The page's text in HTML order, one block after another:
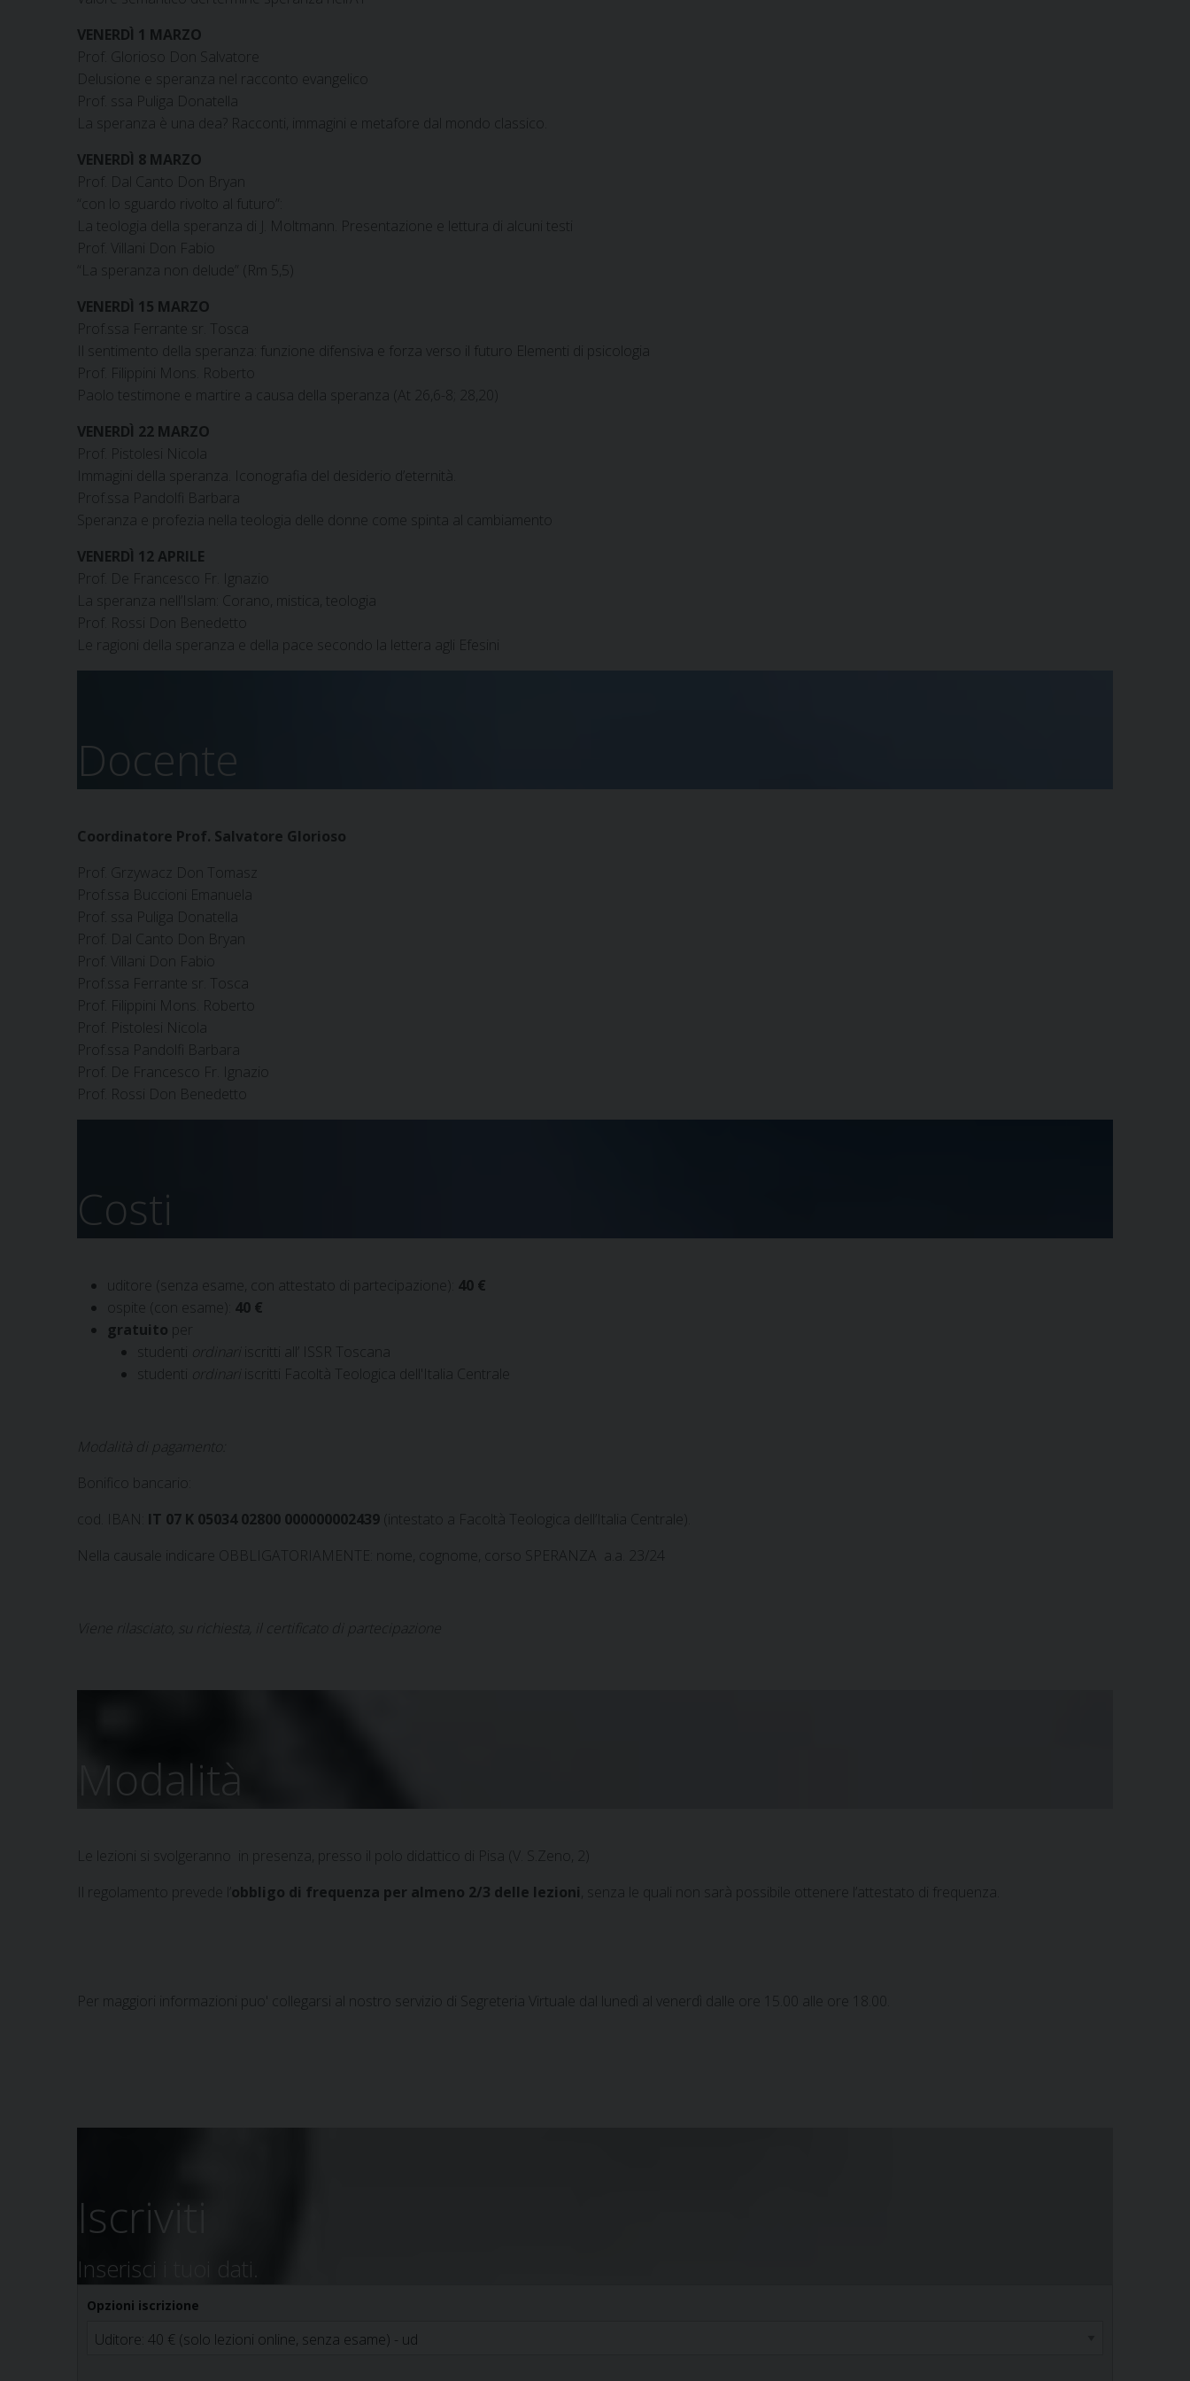
VENERDÌ 1 MARZO
Prof. Glorioso Don Salvatore
Delusione e speranza nel racconto evangelico
Prof. ssa Puliga Donatella
La speranza è una dea? Racconti, immagini e metafore dal mondo classico.
VENERDÌ 8 MARZO
Prof. Dal Canto Don Bryan
“con lo sguardo rivolto al futuro”:
La teologia della speranza di J. Moltmann. Presentazione e lettura di alcuni testi
Prof. Villani Don Fabio
“La speranza non delude” (Rm 5,5)
VENERDÌ 15 MARZO
Prof.ssa Ferrante sr. Tosca
Il sentimento della speranza: funzione difensiva e forza verso il futuro Elementi di psicologia
Prof. Filippini Mons. Roberto
Paolo testimone e martire a causa della speranza (At 26,6-8; 28,20)
VENERDÌ 22 MARZO
Prof. Pistolesi Nicola
Immagini della speranza. Iconografia del desiderio d’eternità.
Prof.ssa Pandolfi Barbara
Speranza e profezia nella teologia delle donne come spinta al cambiamento
VENERDÌ 12 APRILE
Prof. De Francesco Fr. Ignazio
La speranza nell’Islam: Corano, mistica, teologia
Prof. Rossi Don Benedetto
Le ragioni della speranza e della pace secondo la lettera agli Efesini
Docente
Coordinatore Prof. Salvatore Glorioso
Prof. Grzywacz Don Tomasz
Prof.ssa Buccioni Emanuela
Prof. ssa Puliga Donatella
Prof. Dal Canto Don Bryan
Prof. Villani Don Fabio
Prof.ssa Ferrante sr. Tosca
Prof. Filippini Mons. Roberto
Prof. Pistolesi Nicola
Prof.ssa Pandolfi Barbara
Prof. De Francesco Fr. Ignazio
Prof. Rossi Don Benedetto
Costi
uditore (senza esame, con attestato di partecipazione): 40 €
ospite (con esame):
40 €
gratuito per
studenti ordinari
iscritti all’ ISSR Toscana
studenti ordinari iscritti Facoltà Teologica dell'Italia Centrale
Modalità di pagamento:
Bonifico bancario:
cod. IBAN: IT 07 K 05034 02800 000000002439 (intestato a Facoltà Teologica dell’Italia Centrale).
Nella causale indicare OBBLIGATORIAMENTE: nome, cognome, corso SPERANZA a.a. 23/24
Viene rilasciato, su richiesta, il certificato di partecipazione
Modalità
Le lezioni si svolgeranno in presenza, presso il polo didattico di Pisa (V. S.Zeno, 2)
Il regolamento prevede l’obbligo di frequenza per almeno 2/3 delle lezioni , senza le quali non sarà possibile ottenere l’attestato di frequenza.
Per maggiori informazioni puo' collegarsi al nostro servizio di Segreteria Virtuale dal lunedì al venerdì dalle ore 15.00 alle ore 18.00.
Iscriviti
Inserisci i tuoi dati.
Opzioni iscrizione